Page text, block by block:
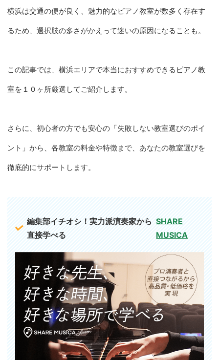
横浜は交通の便が良く、魅力的なピアノ教室が数多く存在す
るため、選択肢の多さがかえって迷いの原因になることも。
この記事では、横浜エリアで本当におすすめできるピアノ教
室を１０ヶ所厳選してご紹介します。
さらに、初心者の方でも安心の「失敗しない教室選びのポイ
ント」から、各教室の料金や特徴まで、あなたの教室選びを
徹底的にサポートします。
編集部イチオシ！実力派演奏家から
直接学べる
SHARE
MUSICA